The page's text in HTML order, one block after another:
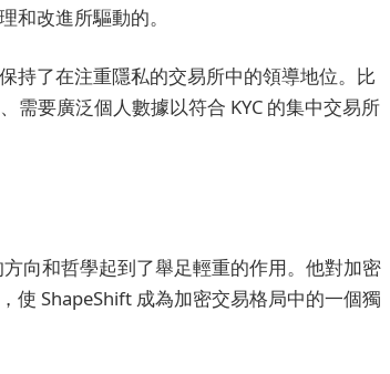
和改進所驅動的。
持了在注重隱私的交易所中的領導地位。比
需要廣泛個人數據以符合 KYC 的集中交易所
向和哲學起到了舉足輕重的作用。他對加密
使 ShapeShift 成為加密交易格局中的一個獨